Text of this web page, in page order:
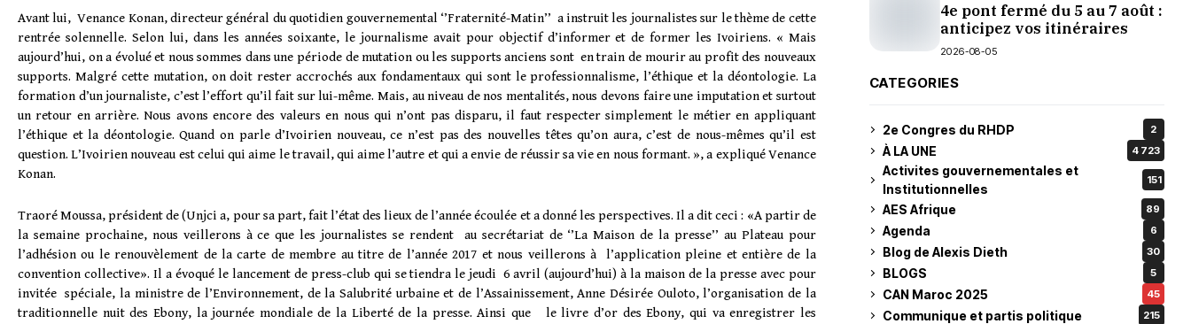
Avant lui, Venance Konan, directeur général du quotidien gouvernemental ‘’Fraternité-Matin’’ a instruit les journalistes sur le thème de cette
rentrée solennelle. Selon lui, dans les années soixante, le journalisme avait pour objectif d’informer et de former les Ivoiriens. « Mais
aujourd’hui, on a évolué et nous sommes dans une période de mutation ou les supports anciens sont en train de mourir au profit des nouveaux
supports. Malgré cette mutation, on doit rester accrochés aux fondamentaux qui sont le professionnalisme, l’éthique et la déontologie. La
formation d’un journaliste, c’est l’effort qu’il fait sur lui-même. Mais, au niveau de nos mentalités, nous devons faire une imputation et surtout
un retour en arrière. Nous avons encore des valeurs en nous qui n’ont pas disparu, il faut respecter simplement le métier en appliquant
l’éthique et la déontologie. Quand on parle d’Ivoirien nouveau, ce n’est pas des nouvelles têtes qu’on aura, c’est de nous-mêmes qu’il est
question. L’Ivoirien nouveau est celui qui aime le travail, qui aime l’autre et qui a envie de réussir sa vie en nous formant. », a expliqué Venance
Konan.
Traoré Moussa, président de (Unjci a, pour sa part, fait l’état des lieux de l’année écoulée et a donné les perspectives. Il a dit ceci : «A partir de
la semaine prochaine, nous veillerons à ce que les journalistes se rendent au secrétariat de ‘’La Maison de la presse’’ au Plateau pour
l’adhésion ou le renouvèlement de la carte de membre au titre de l’année 2017 et nous veillerons à l’application pleine et entière de la
convention collective». Il a évoqué le lancement de press-club qui se tiendra le jeudi 6 avril (aujourd’hui) à la maison de la presse avec pour
invitée spéciale, la ministre de l’Environnement, de la Salubrité urbaine et de l’Assainissement, Anne Désirée Ouloto, l’organisation de la
traditionnelle nuit des Ebony, la journée mondiale de la Liberté de la presse. Ainsi que le livre d’or des Ebony, qui va enregistrer les
4e pont fermé du 5 au 7 août :
anticipez vos itinéraires
2026-08-05
CATEGORIES
2e Congres du RHDP 2
À LA UNE 4 723
Activites gouvernementales et
Institutionnelles
151
AES Afrique 89
Agenda 6
Blog de Alexis Dieth 30
BLOGS 5
CAN Maroc 2025 45
Communique et partis politique 215